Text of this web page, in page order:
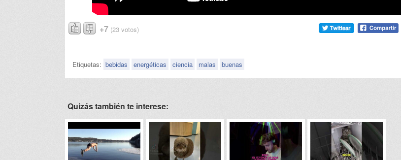
+7 (23 votos)
Etiquetas: bebidas energéticas ciencia malas buenas
Quizás también te interese: